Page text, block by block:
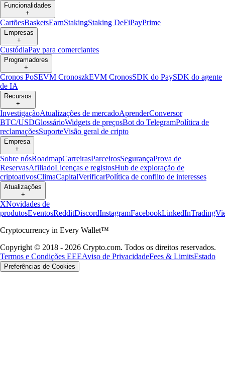
Funcionalidades
+
CartõesBasketsEarnStakingStaking DeFiPayPrime
Empresas
+
CustódiaPay para comerciantes
Programadores
+
Cronos PoSEVM CronoszkEVM CronosSDK do PaySDK do agente
de IA
Recursos
+
InvestigaçãoAtualizações de mercadoAprenderConversor
BTC/USDGlossárioWidgets de preçosBot do TelegramPolítica de
reclamaçõesSuporteVisão geral de cripto
Empresa
+
Sobre nósRoadmapCarreirasParceirosSegurançaProva de
ReservasAfiliadoLicenças e registosHub de exploração de
criptoativosClimaCapitalVerificarPolítica de conflito de interesses
Atualizações
+
XNovidades de
produtosEventosRedditDiscordInstagramFacebookLinkedIn
Cryptocurrency in Every Wallet™
Copyright © 2018 - 2026 Crypto.com. Todos os direitos reservados.
Termos e Condições EEEAviso de PrivacidadeFees & LimitsEstado
Preferências de Cookies